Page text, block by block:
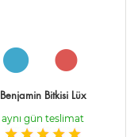
Benjamin Bitkisi Lüx
aynı gün teslimat